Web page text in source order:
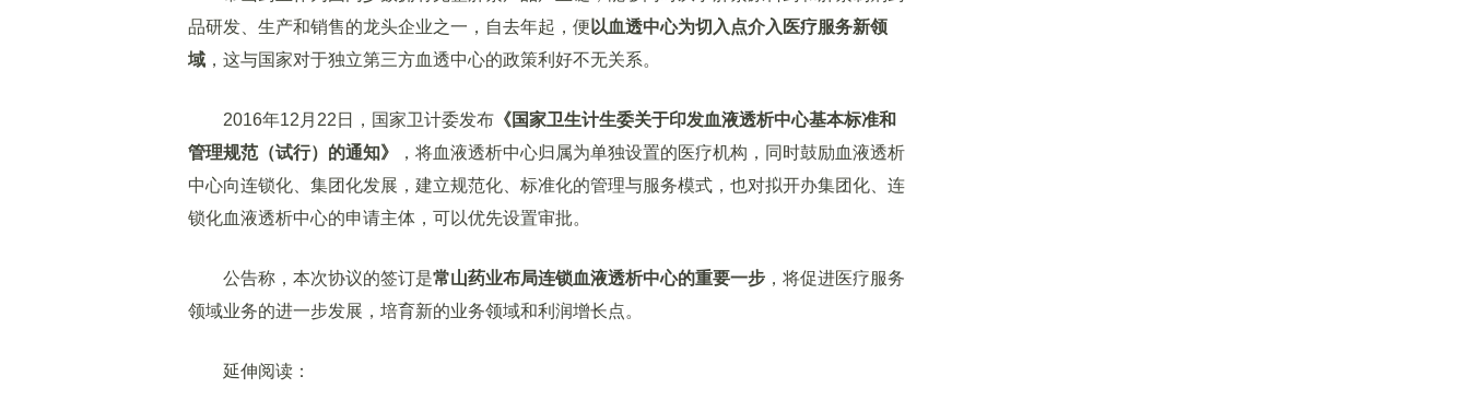
品研发、生产和销售的龙头企业之一，自去年起，便 以血透中心为切入点介入医疗服务新领
域 ，这与国家对于独立第三方血透中心的政策利好不无关系。
2016年12月22日，国家卫计委发布 《国家卫生计生委关于印发血液透析中心基本标准和
管理规范（试行）的通知》
，将血液透析中心归属为单独设置的医疗机构，同时鼓励血液透析
中心向连锁化、集团化发展，建立规范化、标准化的管理与服务模式，也对拟开办集团化、连
锁化血液透析中心的申请主体，可以优先设置审批。
公告称，本次协议的签订是常山药业布局连锁血液透析中心的重要一步 ，将促进医疗服务
领域业务的进一步发展，培育新的业务领域和利润增长点。
延伸阅读：